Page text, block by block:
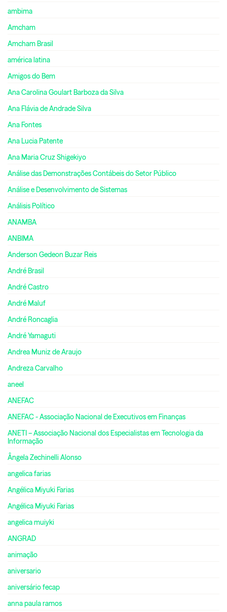
ambima
Amcham
Amcham Brasil
américa latina
Amigos do Bem
Ana Carolina Goulart Barboza da Silva
Ana Flávia de Andrade Silva
Ana Fontes
Ana Lucia Patente
Ana Maria Cruz Shigekiyo
Análise das Demonstrações Contábeis do Setor Público
Análise e Desenvolvimento de Sistemas
Análisis Político
ANAMBA
ANBIMA
Anderson Gedeon Buzar Reis
André Brasil
André Castro
André Maluf
André Roncaglia
André Yamaguti
Andrea Muniz de Araujo
Andreza Carvalho
aneel
ANEFAC
ANEFAC - Associação Nacional de Executivos em Finanças
ANETI – Associação Nacional dos Especialistas em Tecnologia da
Informação
Ângela Zechinelli Alonso
angelica farias
Angélica Miyuki Farias
Angélica Miyuki Farias
angelica muiyki
ANGRAD
animação
aniversario
aniversário fecap
anna paula ramos